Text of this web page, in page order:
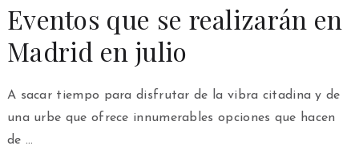
Eventos que se realizarán en
Madrid en julio
A sacar tiempo para disfrutar de la vibra citadina y de
una urbe que ofrece innumerables opciones que hacen
de …